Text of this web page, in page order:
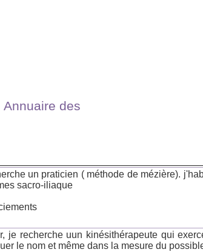
des
un praticien ( méthode de mézière).
sacro-iliaque
je recherche uun kinésithérapeute qui
le nom et même dans la mesure du